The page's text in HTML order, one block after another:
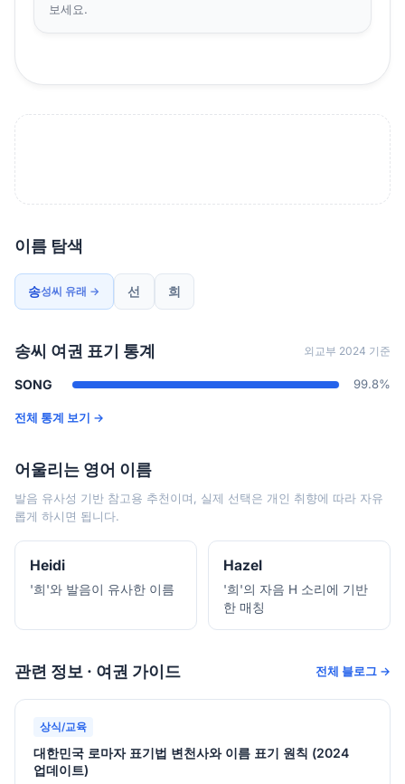
보세요.
이름 탐색
송성씨 유래 → 선 희
송씨 여권 표기 통계 외교부 2024 기준
SONG 99.8%
전체 통계 보기 →
어울리는 영어 이름
발음 유사성 기반 참고용 추천이며, 실제 선택은 개인 취향에 따라 자유
롭게 하시면 됩니다.
Heidi
'희'와 발음이 유사한 이름
Hazel
'희'의 자음 H 소리에 기반
한 매칭
관련 정보 · 여권 가이드 전체 블로그 →
상식/교육
대한민국 로마자 표기법 변천사와 이름 표기 원칙 (2024
업데이트)